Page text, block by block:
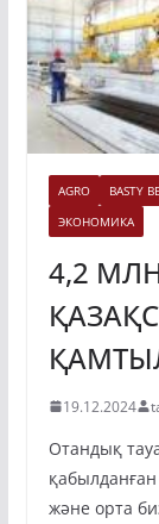
AGRO BASTY
ЭКОНОМИКА
4,2
19.12.2024
Отандық
және орта